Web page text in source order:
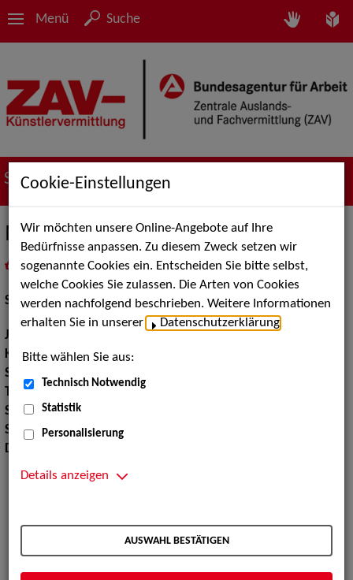
Menü Suche
Suche nach Künstler*innen
Michael Schreiber
als PDF speichern
inMeine Merklistelegen
Schauspiel:Bühne
Jahrgang:
Körpergröße:186 cm
Stimmlage:
Tanz:Ballett allgemein
Sport:
Fechten
Sprachen:Deutsch
Dialekte:
Cookie-Einstellungen
Wir möchten unsere Online-Angebote auf Ihre
Bedürfnisse anpassen. Zu diesem Zweck setzen wir
sogenannte Cookies ein. Entscheiden Sie bitte selbst,
welche Cookies Sie zulassen. Die Arten von Cookies
werden nachfolgend beschrieben. Weitere Informationen
erhalten Sie in unserer
Datenschutzerklärung
Bitte wählen Sie aus:
Technisch Notwendig
Statistik
Personalisierung
Details anzeigen
AUSWAHL BESTÄTIGEN